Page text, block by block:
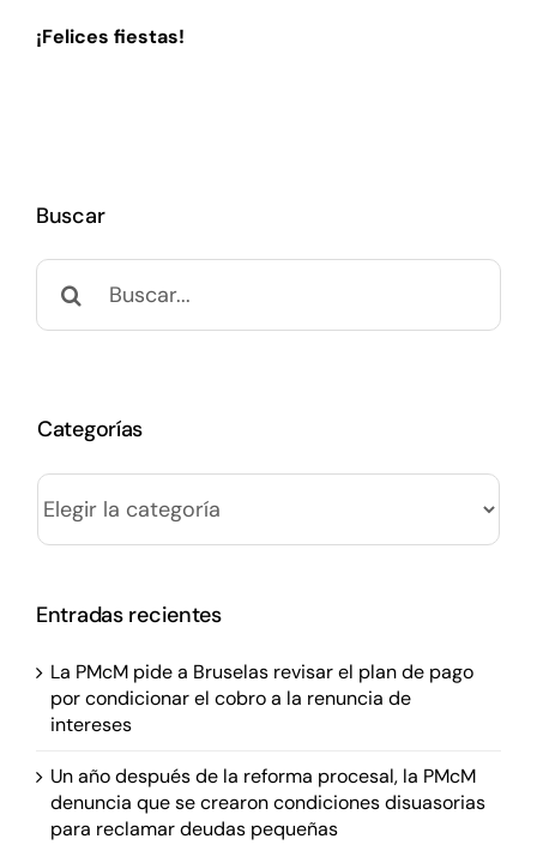
¡Felices fiestas!
Buscar
Buscar:
Categorías
Categorías
Entradas recientes
La PMcM pide a Bruselas revisar el plan de pago
por condicionar el cobro a la renuncia de
intereses
Un año después de la reforma procesal, la PMcM
denuncia que se crearon condiciones disuasorias
para reclamar deudas pequeñas